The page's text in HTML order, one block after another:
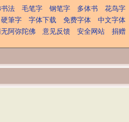
法 毛笔字 钢笔字 多体书
花鸟字
硬筆字 字体下载 免费字体
中文字体
阿弥陀佛 意见反馈 安全网站
捐赠